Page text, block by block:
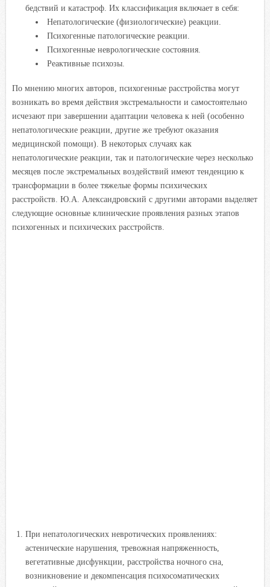
бедствий и катастроф. Их классификация включает в себя:
Непатологические (физиологические) реакции.
Психогенные патологические реакции.
Психогенные неврологические состояния.
Реактивные психозы.
По мнению многих авторов, психогенные расстройства могут
возникать во время действия экстремальности и самостоятельно
исчезают при завершении адаптации человека к ней (особенно
непатологические реакции, другие же требуют оказания
медицинской помощи). В некоторых случаях как
непатологические реакции, так и патологические через несколько
месяцев после экстремальных воздействий имеют тенденцию к
трансформации в более тяжелые формы психических
расстройств. Ю.А. Александровский с другими авторами выделяет
следующие основные клинические проявления разных этапов
психогенных и психических расстройств.
При непатологических невротических проявлениях:
астенические нарушения, тревожная напряженность,
вегетативные дисфункции, расстройства ночного сна,
возникновение и декомпенсация психосоматических